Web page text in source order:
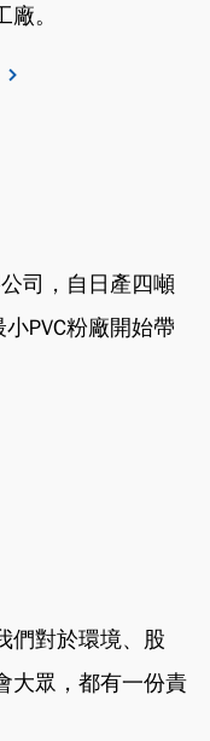
。
司，自日產四噸
PVC粉廠開始帶
們對於環境、股
大眾，都有一份責